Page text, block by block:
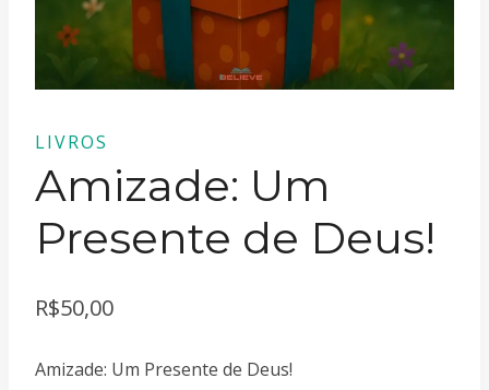
LIVROS
Amizade: Um
Presente de Deus!
R$50,00
Amizade: Um Presente de Deus!